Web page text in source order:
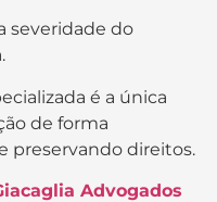
severidade do
é a única
de forma
preservando direitos.
Advogados